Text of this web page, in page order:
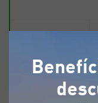
Península